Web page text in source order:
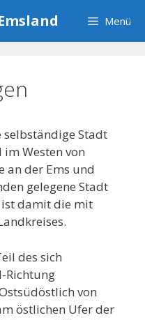
Menü
selbständige Stadt
Westen von
an der Ems und
gelegene Stadt
ist damit die mit
des sich
Richtung
von
östlichen Ufer der